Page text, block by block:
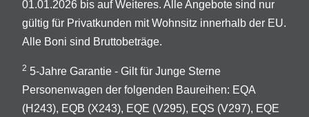
01.01.2026 bis auf Weiteres. Alle Angebote sind nur
gültig für Privatkunden mit Wohnsitz innerhalb der EU.
Alle Boni sind Bruttobeträge.
2 5-Jahre Garantie - Gilt für Junge Sterne
Personenwagen der folgenden Baureihen: EQA
(H243), EQB (X243), EQE (V295), EQS (V297), EQE